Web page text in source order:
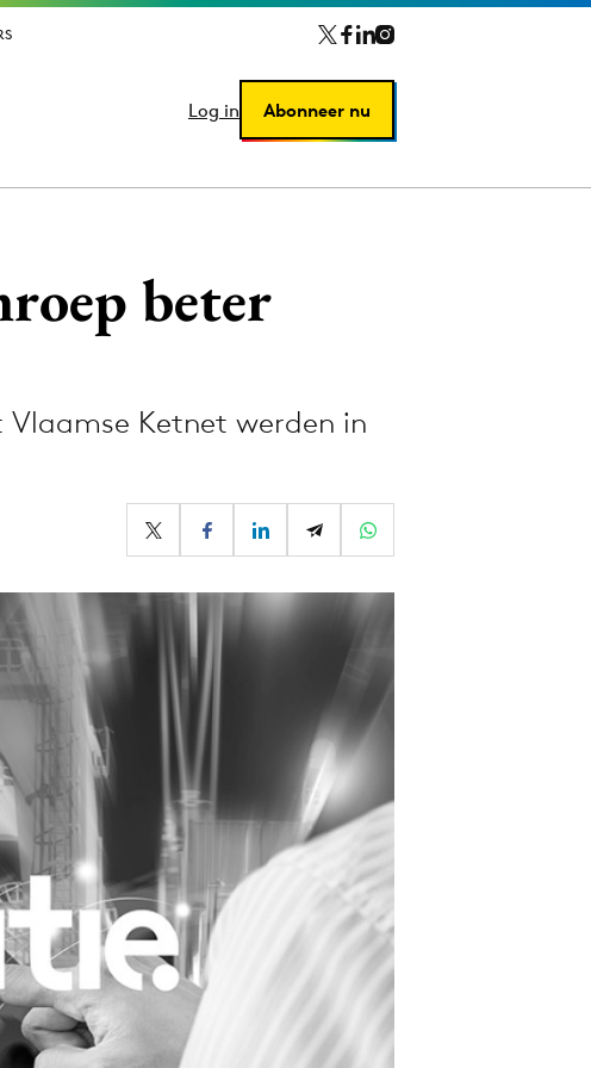
Log in Abonneer nu
Log in Abonneer nu
beter
Ketnet werden in